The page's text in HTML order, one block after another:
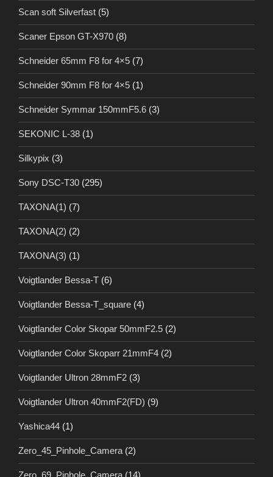
Scan soft Silverfast (5)
Scaner Epson GT-X970 (8)
Schneider 65mm F8 for 4×5 (7)
Schneider 90mm F8 for 4×5 (1)
Schneider Symmar 150mmF5.6 (3)
SEKONIC L-38 (1)
Silkypix (3)
Sony DSC-T30 (295)
TAXONA(1) (7)
TAXONA(2) (2)
TAXONA(3) (1)
Voigtlander Bessa-T (6)
Voigtlander Bessa-T_square (4)
Voigtlander Color Skopar 50mmF2.5 (2)
Voigtlander Color Skoparr 21mmF4 (2)
Voigtlander Ultron 28mmF2 (3)
Voigtlander Ultron 40mmF2(FD) (9)
Yashica44 (1)
Zero_45_Pinhole_Camera (2)